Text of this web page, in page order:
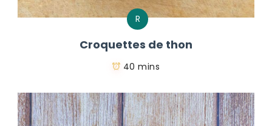
R
Croquettes de thon
40 mins